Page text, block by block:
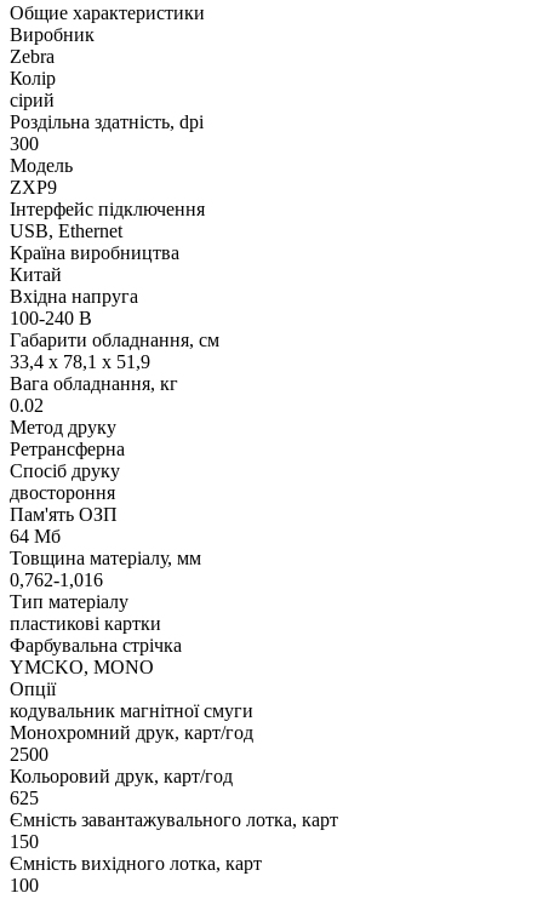
Общие характеристики
Виробник
Zebra
Колір
сірий
Роздільна здатність, dpi
300
Модель
ZXP9
Інтерфейс підключення
USB, Ethernet
Країна виробництва
Китай
Вхідна напруга
100-240 В
Габарити обладнання, см
33,4 x 78,1 x 51,9
Вага обладнання, кг
0.02
Метод друку
Ретрансферна
Спосіб друку
двостороння
Пам'ять ОЗП
64 Мб
Товщина матеріалу, мм
0,762-1,016
Тип матеріалу
пластикові картки
Фарбувальна стрічка
YMCKO, MONO
Опції
кодувальник магнітної смуги
Монохромний друк, карт/год
2500
Кольоровий друк, карт/год
625
Ємність завантажувального лотка, карт
150
Ємність вихідного лотка, карт
100